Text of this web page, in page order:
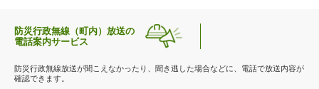
防災行政無線（町内）放送の
電話案内サービス
防災行政無線放送が聞こえなかったり、聞き逃した場合などに、電話で放送内容が
確認できます。